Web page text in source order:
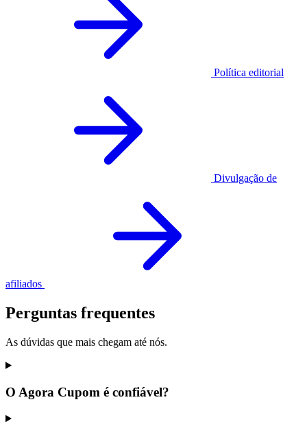
Política editorial
Divulgação de
afiliados
Perguntas frequentes
As dúvidas que mais chegam até nós.
O Agora Cupom é confiável?